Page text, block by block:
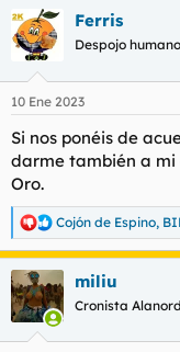
c
c
e
:
Ferris
Despojo humano
10 Ene 2023
Si nos ponéis de
darme también a mi
Oro.
R
e
a
c
c
i
Cojón de Espino,
miliu
Cronista